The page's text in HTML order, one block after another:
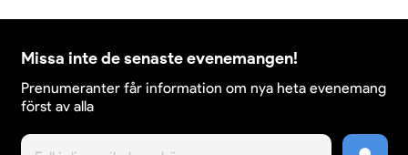
avslutning på festivalhelgen.
Gör festivalhelgen enkel med
Missa inte de senaste evenemangen!
Prenumeranter får information om nya heta evenemang
först av alla